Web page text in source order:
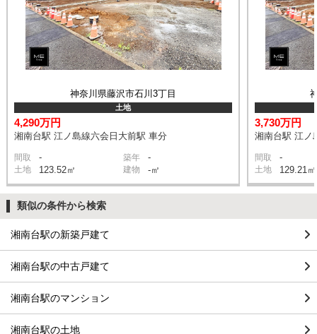
神奈川県藤沢市石川3丁目
土地
4,290万円
湘南台駅 江ノ島線六会日大前駅 車分
間取 - 築年 -
土地 123.52㎡ 建物 -㎡
3,730万円
湘南台駅 江ノ
間取 -
土地 129.21㎡
類似の条件から検索
湘南台駅の新築戸建て
湘南台駅の中古戸建て
湘南台駅のマンション
湘南台駅の土地